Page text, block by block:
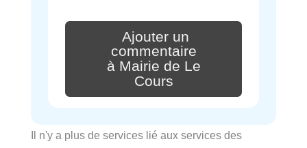
Ajouter un
commentaire
à Mairie de Le
Cours
Il n'y a plus de services lié aux services des